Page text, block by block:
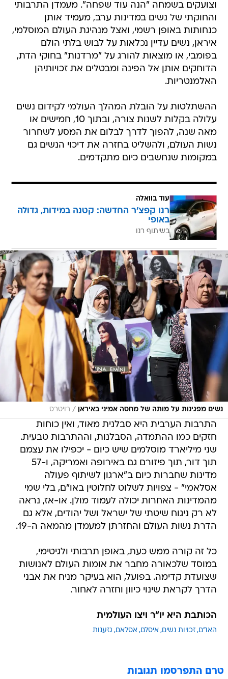
וצועקים בשמחה "הנה עוד שפחה". מעמדן התרבותי
והחוקתי של נשים במדינות ערב, מעמיד אותן
כנחותות באופן רשמי, ואצל מנהיגת העולם המוסלמי,
איראן, נשים עדיין נכלאות על לבוש בלתי הולם
בפומבי, או מוצאות להורג על "מרדנות" בחוקי הדת,
הדוחקים אותן אל הפינה ומבטלים את זכויותיהן
האלמנטריות.
ההשתלטות על הובלת המהלך העולמי לקידום נשים
עלולה בקלות לשנות צורה, ובתוך 10, חמישים או
מאה שנה, להפוך לדרך לבלום את המסע לשחרור
נשות העולם, ולהשליט בחזרה את דיכוי הנשים גם
במקומות שנחשבים כיום מתקדמים.
עוד בוואלה
רנו קפצ'ר החדשה: קטנה במידות, גדולה
באופי
בשיתוף רנו
נשים מפגינות על מותה של מחסה אמיני באיראן / רויטרס
התרבות הערבית היא סבלנית מאוד, ואין כוחות
חזקים כמו ההתמדה, הסבלנות, וההתרבות טבעית.
שני מיליארד מוסלמים שיש כיום - יכפילו את עצמם
תוך דור, תוך פיזורם גם באירופה ואמריקה, ו-57
מדינות שחברות כיום ב"ארגון לשיתוף פעולה
אסלאמי" - צפויות לשלוט לחלוטין באו"ם, בלי שמי
מהמדינות האחרות יכולה לעמוד מולן. או-אז, נראה
לא רק ניגוח שיטתי של ישראל ושל יהודים, אלא גם
הדרת נשות העולם והחזרתן למעמדן מהמאה ה-19.
כל זה קורה ממש כעת, באופן תרבותי ולגיטימי,
במוסד שלכאורה מחבר את אומות העולם לאנושות
שצועדת קדימה. בפועל, הוא בעיקר מניח את אבני
הדרך לקראת שינוי כיוון וחזרה לאחור.
הכותבת היא יו"ר ויצו העולמית
האו"ם זכויות נשים איסלם אסלאם גזענות
טרם התפרסמו תגובות